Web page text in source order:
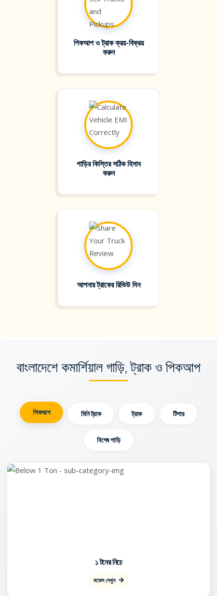
পিকআপ ও ট্রাক ক্রয়-বিক্রয়
করুন
গাড়ির কিস্তির সঠিক হিসাব
করুন
আপনার ট্রাকের রিভিউ দিন
বাংলাদেশে কমার্শিয়াল গাড়ি, ট্রাক ও পিকআপ
পিকআপ মিনি ট্রাক ট্রাক টিপার
বিশেষ গাড়ি
১ টনের নিচে
মডেল দেখুন